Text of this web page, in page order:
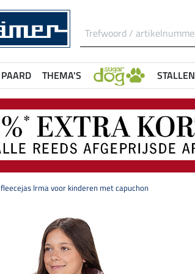
PAARD THEMA'S STALLEN
fleecejas Irma voor kinderen met capuchon